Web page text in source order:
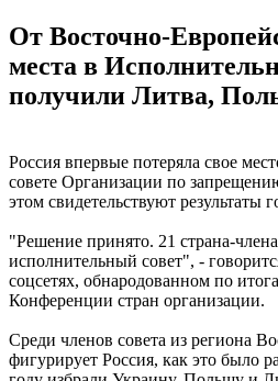
От Восточно-
места в
получили Литва,
Россия впервые потеряла свое
совете Организации по
этом свидетельствуют результаты
"Решение принято. 21 страна-
исполнительный совет", -
соцсетях, обнародованном по
Конференции стран организации.
Среди членов совета из региона
фигурирует Россия, как это было